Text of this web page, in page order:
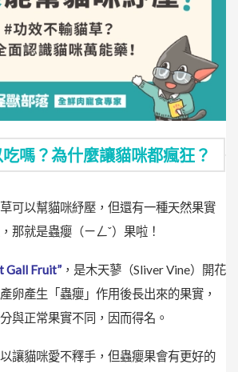
嗎？為什麼讓貓咪都瘋狂？
可以幫貓咪紓壓，但還有一種天然果實
那就是蟲癭（ㄧㄥˇ）果啦！
Gall Fruit” ， 是木天蓼（Sliver Vine）開花
卵產生「蟲癭」作用後長出來的果實，
與正常果實不同，因而得名。
讓貓咪愛不釋手，但蟲癭果會有更好的